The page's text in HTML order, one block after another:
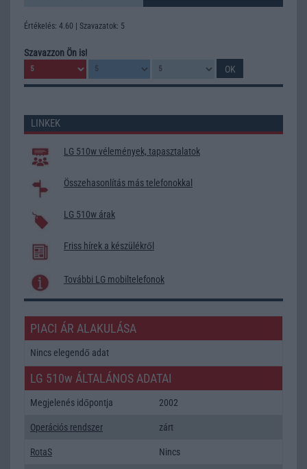
Értékelés: 4.60 | Szavazatok: 5
Szavazzon Ön is!
LINKEK
LG 510w vélemények, tapasztalatok
Összehasonlítás más telefonokkal
LG 510w árak
Friss hírek a készülékről
További LG mobiltelefonok
PIACI ÁR ALAKULÁSA
Nincs elegendő adat
LG 510w ÁLTALÁNOS ADATAI
Megjelenés időpontja 2002
Operációs rendszer zárt
RotaS Nincs